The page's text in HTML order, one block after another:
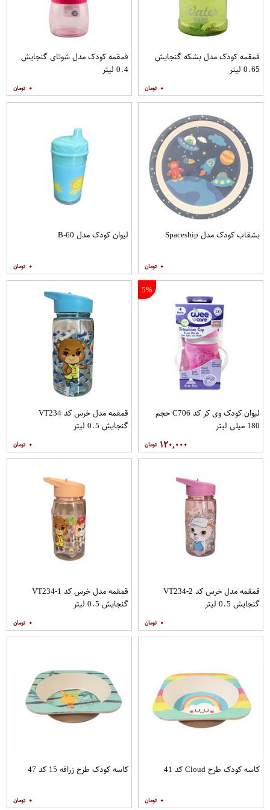
قمقمه کودک مدل بشکه گنجایش
0.65 لیتر
۰
قمقمه کودک مدل شوتای گنجایش
0.4 لیتر
۰
بشقاب کودک مدل Spaceship
۰
لیوان کودک مدل B-60
۰
5%
لیوان کودک وی کر کد C706 حجم
180 میلی لیتر
۱۲۰,۰۰۰
قمقمه مدل خرس کد VT234
گنجایش 0.5 لیتر
۰
قمقمه مدل خرس کد VT234-2
گنجایش 0.5 لیتر
۰
قمقمه مدل خرس کد VT234-1
گنجایش 0.5 لیتر
۰
کاسه کودک طرح Cloud کد 41
۰
کاسه کودک طرح زرافه 15 کد 47
۰